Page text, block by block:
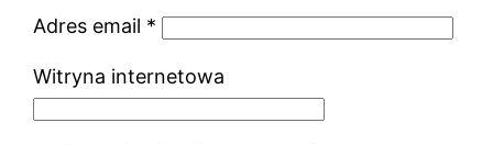
Adres email *
Witryna internetowa